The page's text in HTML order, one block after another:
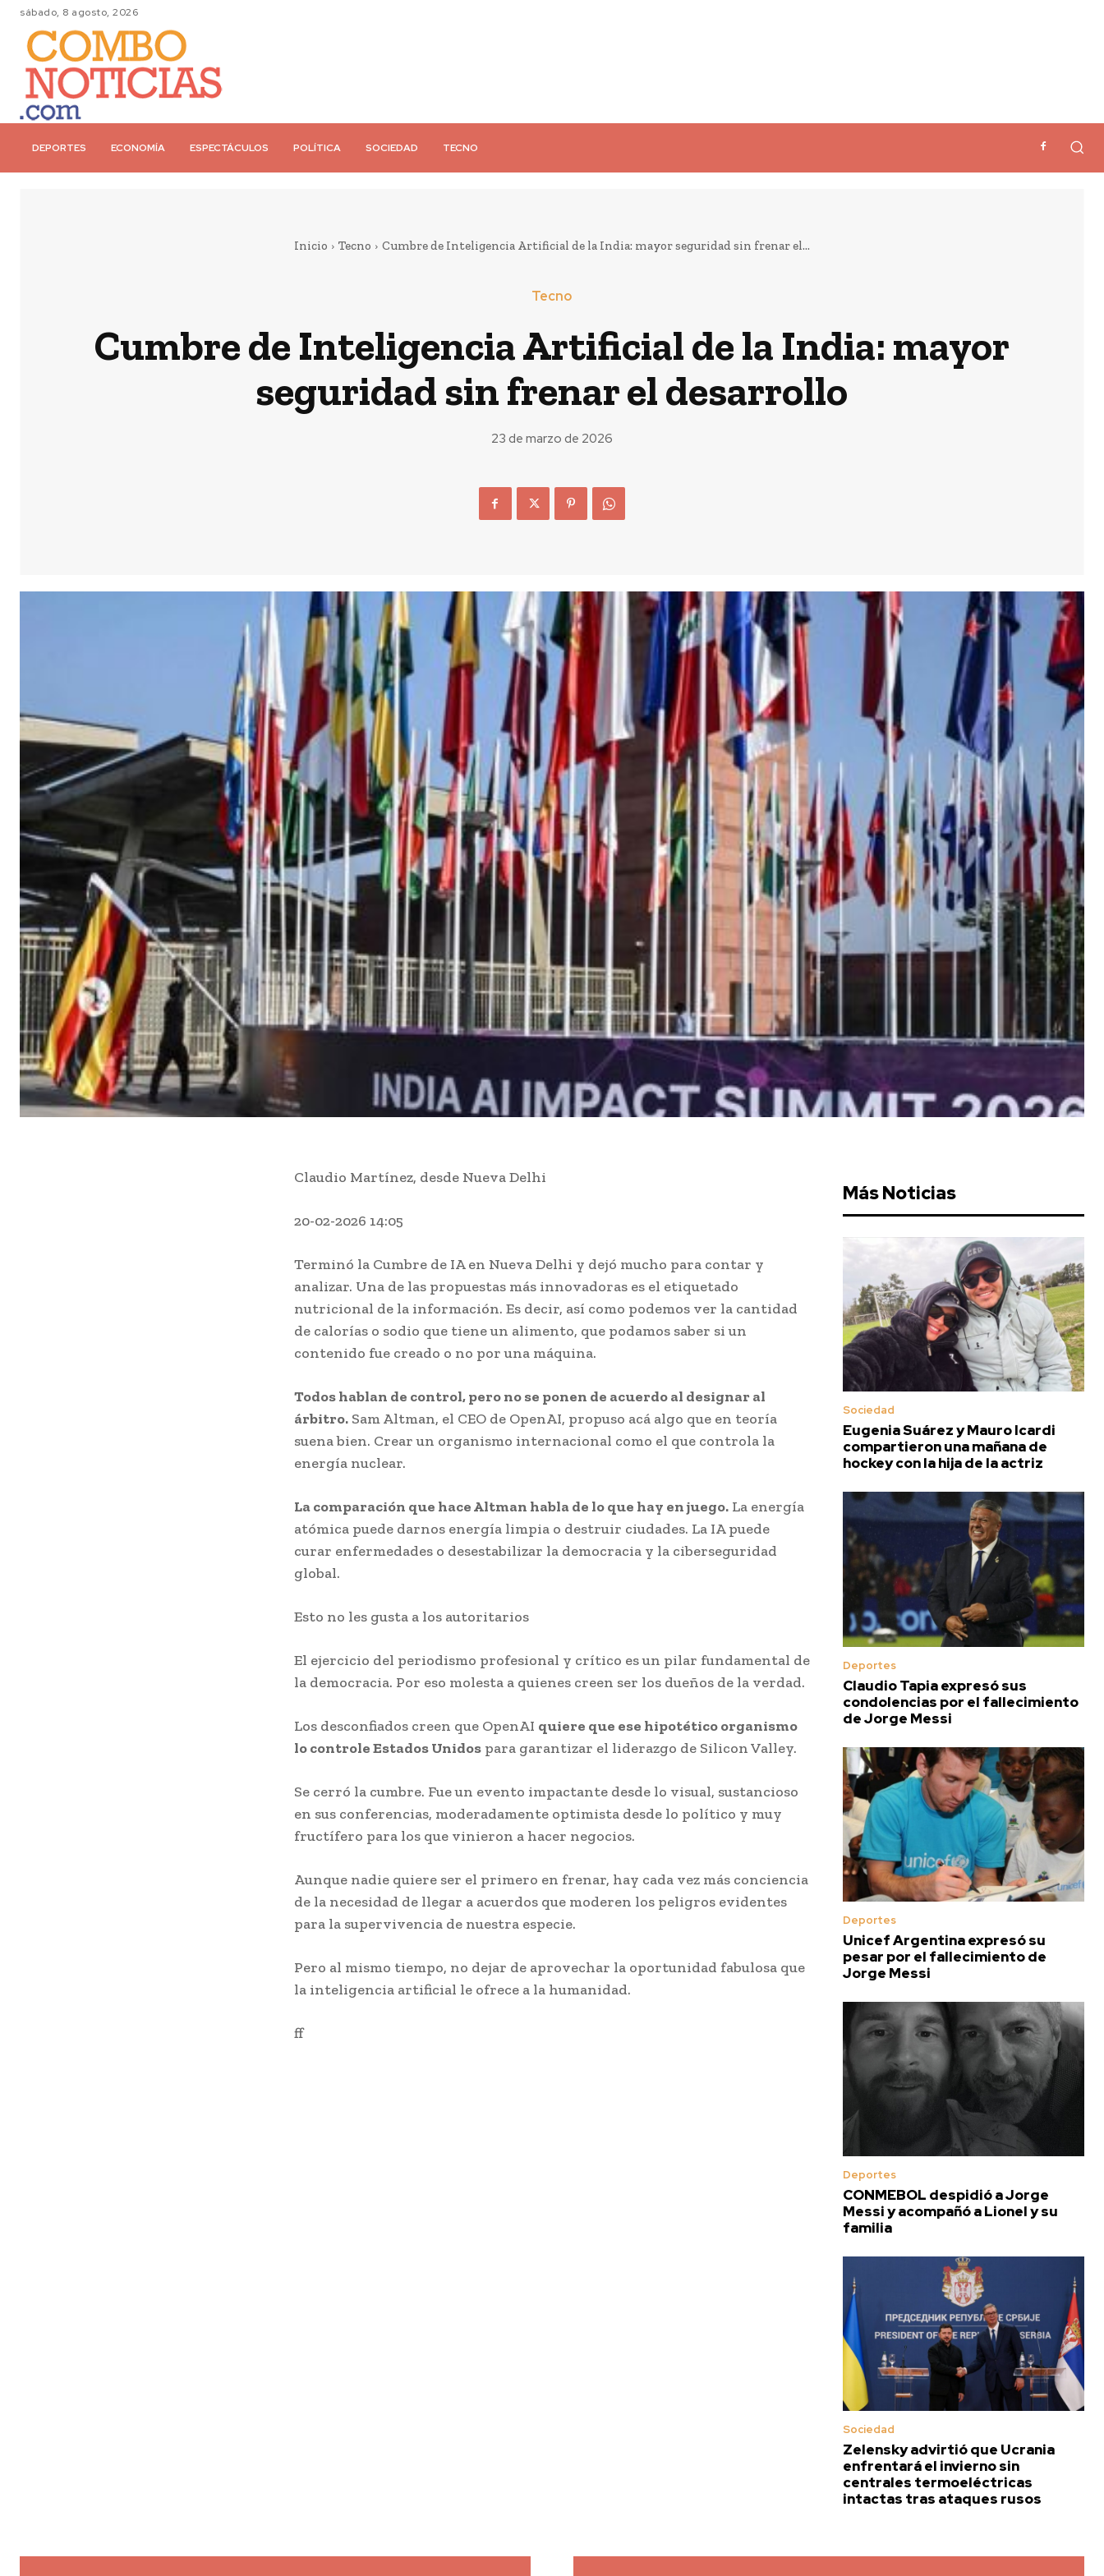
sábado, 8 agosto, 2026
DEPORTES ECONOMÍA ESPECTÁCULOS POLÍTICA SOCIEDAD TECNO
Inicio Tecno Cumbre de Inteligencia Artificial de la India: mayor seguridad sin frenar el...
Tecno
Cumbre de Inteligencia Artificial de la India: mayor
seguridad sin frenar el desarrollo
23 de marzo de 2026
Claudio Martínez, desde Nueva Delhi
20-02-2026 14:05
Terminó la Cumbre de IA en Nueva Delhi y dejó mucho para contar y
analizar. Una de las propuestas más innovadoras es el etiquetado
nutricional de la información. Es decir, así como podemos ver la cantidad
de calorías o sodio que tiene un alimento, que podamos saber si un
contenido fue creado o no por una máquina.
Todos hablan de control, pero no se ponen de acuerdo al designar al
árbitro. Sam Altman, el CEO de OpenAI, propuso acá algo que en teoría
suena bien. Crear un organismo internacional como el que controla la
energía nuclear.
La comparación que hace Altman habla de lo que hay en juego. La energía
atómica puede darnos energía limpia o destruir ciudades. La IA puede
curar enfermedades o desestabilizar la democracia y la ciberseguridad
global.
Esto no les gusta a los autoritarios
El ejercicio del periodismo profesional y crítico es un pilar fundamental de
la democracia. Por eso molesta a quienes creen ser los dueños de la verdad.
Los desconfiados creen que OpenAI quiere que ese hipotético organismo
lo controle Estados Unidos para garantizar el liderazgo de Silicon Valley.
Se cerró la cumbre. Fue un evento impactante desde lo visual, sustancioso
en sus conferencias, moderadamente optimista desde lo político y muy
fructífero para los que vinieron a hacer negocios.
Aunque nadie quiere ser el primero en frenar, hay cada vez más conciencia
de la necesidad de llegar a acuerdos que moderen los peligros evidentes
para la supervivencia de nuestra especie.
Pero al mismo tiempo, no dejar de aprovechar la oportunidad fabulosa que
la inteligencia artificial le ofrece a la humanidad.
ff
Más Noticias
Sociedad
Eugenia Suárez y Mauro Icardi
compartieron una mañana de
hockey con la hija de la actriz
Deportes
Claudio Tapia expresó sus
condolencias por el fallecimiento
de Jorge Messi
Deportes
Unicef Argentina expresó su
pesar por el fallecimiento de
Jorge Messi
Deportes
CONMEBOL despidió a Jorge
Messi y acompañó a Lionel y su
familia
Sociedad
Zelensky advirtió que Ucrania
enfrentará el invierno sin
centrales termoeléctricas
intactas tras ataques rusos